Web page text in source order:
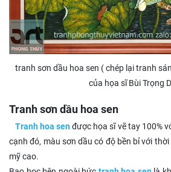
tranh sơn dầu hoa sen ( chép lại tranh
của họa sĩ Bùi Trọng
Tranh sơn dầu hoa sen
Tranh hoa senđược họa sĩ vẽ tay 100%
cạnh đó, màu sơn dầu có độ bền bỉ với
mỹ cao.